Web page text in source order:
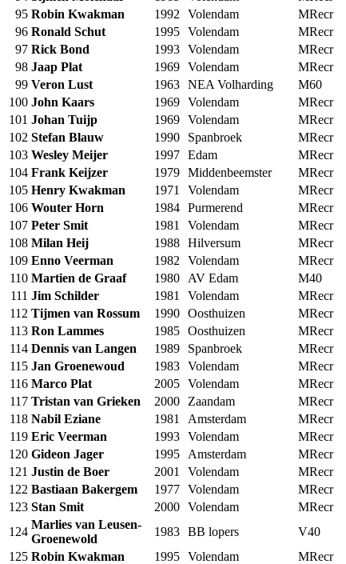
95 Robin Kwakman 1992 Volendam MRecr
96 Ronald Schut 1995 Volendam MRecr
97 Rick Bond 1993 Volendam MRecr
98 Jaap Plat 1969 Volendam MRecr
99 Veron Lust 1963 NEA Volharding M60
100 John Kaars 1969 Volendam MRecr
101 Johan Tuijp 1969 Volendam MRecr
102 Stefan Blauw 1990 Spanbroek MRecr
103 Wesley Meijer 1997 Edam MRecr
104 Frank Keijzer 1979 Middenbeemster MRecr
105 Henry Kwakman 1971 Volendam MRecr
106 Wouter Horn 1984 Purmerend MRecr
107 Peter Smit 1981 Volendam MRecr
108 Milan Heij 1988 Hilversum MRecr
109 Enno Veerman 1982 Volendam MRecr
110 Martien de Graaf 1980 AV Edam M40
111 Jim Schilder 1981 Volendam MRecr
112 Tijmen van Rossum 1990 Oosthuizen MRecr
113 Ron Lammes 1985 Oosthuizen MRecr
114 Dennis van Langen 1989 Spanbroek MRecr
115 Jan Groenewoud 1983 Volendam MRecr
116 Marco Plat 2005 Volendam MRecr
117 Tristan van Grieken 2000 Zaandam MRecr
118 Nabil Eziane 1981 Amsterdam MRecr
119 Eric Veerman 1993 Volendam MRecr
120 Gideon Jager 1995 Amsterdam MRecr
121 Justin de Boer 2001 Volendam MRecr
122 Bastiaan Bakergem 1977 Volendam MRecr
123 Stan Smit 2000 Volendam MRecr
124
Marlies van Leusen-
Groenewold
1983 BB lopers V40
125 Robin Kwakman 1995 Volendam MRecr